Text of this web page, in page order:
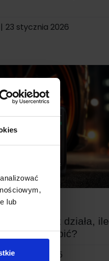
lub
| 23 stycznia 2026
– jak działa, ile
warto ją kupić?
| 4 grudnia 2025